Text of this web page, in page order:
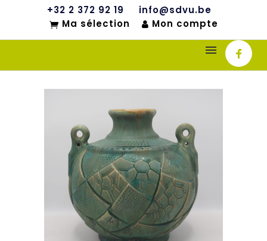
+32 2 372 92 19
info@sdvu.be
Ma sélection
Mon compte